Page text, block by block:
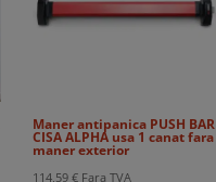
Maner antipanica PUSH BAR
CISA ALPHA usa 1 canat fara
maner exterior
114,59€ Fara TVA